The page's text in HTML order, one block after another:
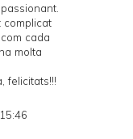
complicat
cada
molta
felicitats!!!